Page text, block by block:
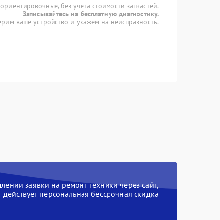
без учета стоимости запчастей.
Записывайтесь на бесплатную диагностику.
ваше устройство и укажем на неисправность.
заявки на ремонт техники через сайт,
действует персональная бессрочная скидка